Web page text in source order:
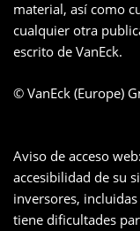
material, así como
cualquier otra
escrito de VanEck.
© VanEck (Europe)
Aviso de acceso
accesibilidad de su
inversores,
tiene dificultades